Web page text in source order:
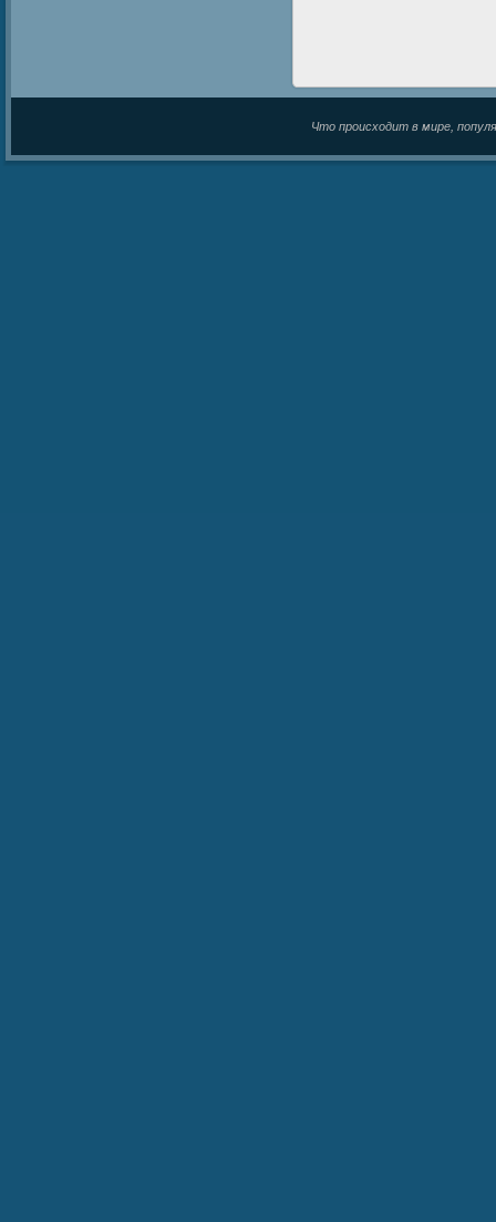
Что происходит в мире,